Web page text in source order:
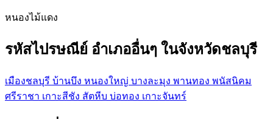
หนองไม้แดง
รหัสไปรษณีย์ อำเภออื่นๆ ในจังหวัดชลบุรี
เมืองชลบุรี บ้านบึง หนองใหญ่ บางละมุง พานทอง พนัสนิคม
ศรีราชา เกาะสีชัง สัตหีบ บ่อทอง เกาะจันทร์